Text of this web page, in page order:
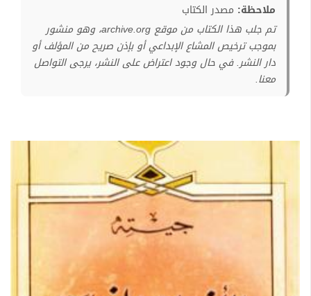
ملاحظة: مصدر الكتاب
تم جلب هذا الكتاب من موقع archive.org، وهو منشور
بموجب ترخيص المشاع الإبداعي أو بإذن صريح من المؤلف أو
دار النشر. في حال وجود اعتراض على النشر، يرجى التواصل
معنا.